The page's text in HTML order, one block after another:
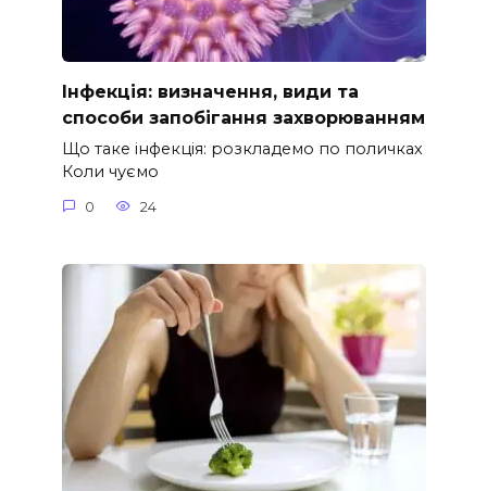
Інфекція: визначення, види та
способи запобігання захворюванням
Що таке інфекція: розкладемо по поличках
Коли чуємо
0 24